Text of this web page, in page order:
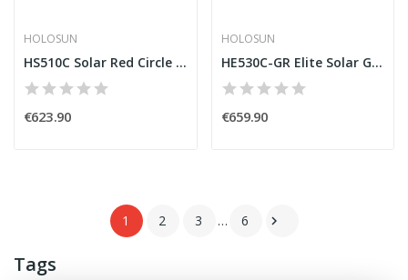
Tags
HOLOSUN
HS510C Solar Red Circle Dot Sight Combo with...
€623.90
HOLOSUN
HE530C-GR Elite Solar Green Circle Dot Sight...
€659.90
1 2 3 … 6 